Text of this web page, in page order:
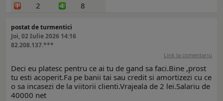
2
8
postat de turmentici
Joi, 02 Iulie 2026 14:16
82.208.137.***
Link la comentariu
Deci eu platesc pentru ce ai tu de gand sa faci.Bine ,prost
tu esti acoperit.Fa pe banii tai sau credit si amortizezi cu ce
o sa incasezi de la viitorii clienti.Vrajeala de 2 lei.Salariu de
40000 net